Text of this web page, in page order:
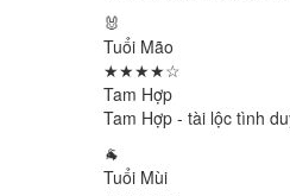
🐰
Tuổi Mão
★★★★☆
Tam Hợp
Tam Hợp - tài lộc tình
🐐
Tuổi Mùi